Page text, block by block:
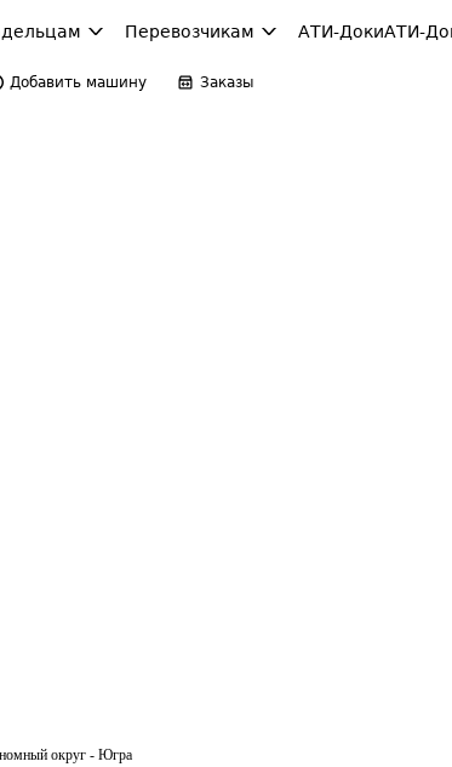
Перевозчикам АТИ-ДокиАТИ-
Добавить машину Заказы
округ - Югра